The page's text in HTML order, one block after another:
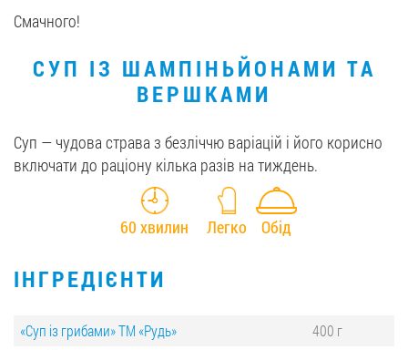
Смачного!
СУП ІЗ ШАМПІНЬЙОНАМИ ТА
ВЕРШКАМИ
Cуп — чудова страва з безліччю варіацій і його корисно
включати до раціону кілька разів на тиждень.
60 хвилин Легко Обід
ІНГРЕДІЄНТИ
«Суп із грибами» ТМ «Рудь»
400 г